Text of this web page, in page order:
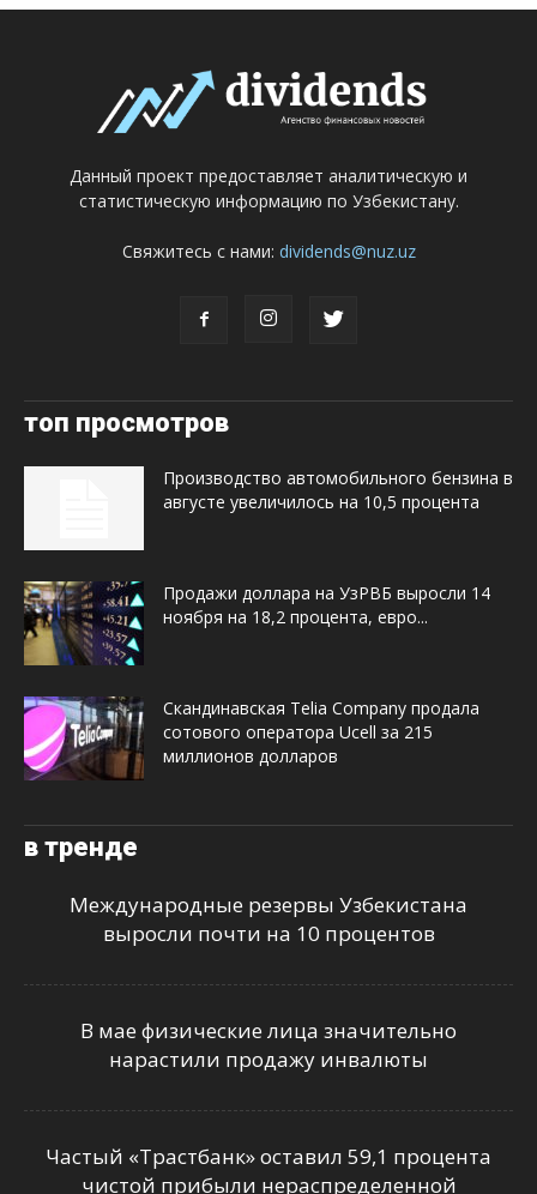
Данный проект предоставляет аналитическую и
статистическую информацию по Узбекистану.
Свяжитесь с нами: dividends@nuz.uz
топ просмотров
Производство автомобильного бензина в
августе увеличилось на 10,5 процента
Продажи доллара на УзРВБ выросли 14
ноября на 18,2 процента, евро...
Скандинавская Telia Company продала
сотового оператора Ucell за 215
миллионов долларов
в тренде
Международные резервы Узбекистана
выросли почти на 10 процентов
В мае физические лица значительно
нарастили продажу инвалюты
Частый «Трастбанк» оставил 59,1 процента
чистой прибыли нераспределенной